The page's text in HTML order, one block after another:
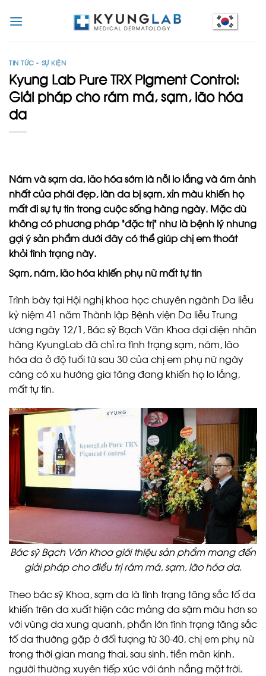
TIN TỨC - SỰ KIỆN
Kyung Lab Pure TRX Pigment Control:
Giải pháp cho rám má, sạm, lão hóa
da
Nám và sạm da, lão hóa sớm là nỗi lo lắng và ám ảnh
nhất của phái đẹp, làn da bị sạm, xỉn màu khiến họ
mất đi sự tự tin trong cuộc sống hàng ngày. Mặc dù
không có phương pháp “đặc trị” như là bệnh lý nhưng
gợi ý sản phẩm dưới đây có thể giúp chị em thoát
khỏi tình trạng này.
Sạm, nám, lão hóa khiến phụ nữ mất tự tin
Trình bày tại Hội nghị khoa học chuyên ngành Da liễu
kỷ niệm 41 năm Thành lập Bệnh viện Da liễu Trung
ương ngày 12/1, Bác sỹ Bạch Văn Khoa đại diện nhãn
hàng KyungLab đã chỉ ra tình trạng sạm, nám, lão
hóa da ở độ tuổi từ sau 30 của chị em phụ nữ ngày
càng có xu hướng gia tăng đang khiến họ lo lắng,
mất tự tin.
Bác sỹ Bạch Văn Khoa giới thiệu sản phẩm mang đến
giải pháp cho điều trị rám má, sạm, lão hóa da.
Theo bác sỹ Khoa, sạm da là tình trạng tăng sắc tố da
khiến trên da xuất hiện các mảng da sậm màu hơn so
với vùng da xung quanh, phần lớn tình trạng tăng sắc
tố da thường gặp ở đối tượng từ 30-40, chị em phụ nữ
trong thời gian mang thai, sau sinh, tiền mãn kinh,
người thường xuyên tiếp xúc với ánh nắng mặt trời.